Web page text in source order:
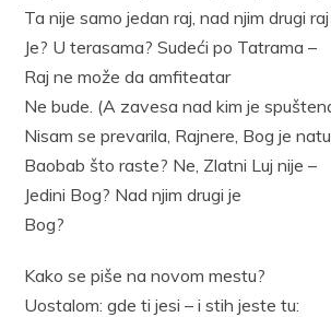
Ta nije samo jedan raj, nad njim drugi raj
Je? U terasama? Sudeći po Tatrama –
Raj ne može da amfiteatar
Ne bude. (A zavesa nad kim je
Nisam se prevarila, Rajnere, Bog je
Baobab što raste? Ne, Zlatni Luj nije –
Jedini Bog? Nad njim drugi je
Bog?
Kako se piše na novom mestu?
Uostalom: gde ti jesi – i stih jeste tu: